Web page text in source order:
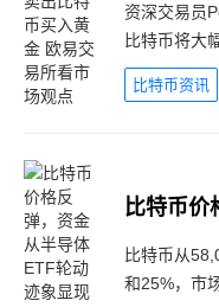
资深交易员
比特币将大
比特币资讯
比特币从
和25%，市